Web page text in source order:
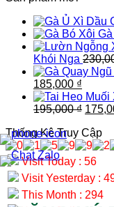
Khói Nga
Giá
gốc
là:
185,000 ₫
hiện
tại
195,000₫ Giá
là:
Thống Kê Truy Cập
Visit Today : 56
Visit Yesterday :
This Month : 294